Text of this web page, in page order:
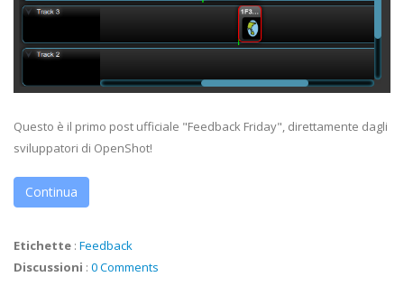
Questo è il primo post ufficiale "Feedback Friday", direttamente dagli
sviluppatori di OpenShot!
Continua
Etichette : Feedback
Discussioni : 0 Comments